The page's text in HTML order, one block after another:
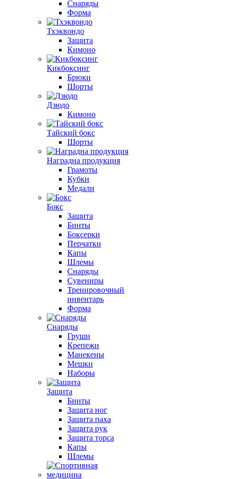
Снаряды
Форма
Тхэквондо
Защита
Кимоно
Кикбоксинг
Брюки
Шорты
Дзюдо
Кимоно
Тайский бокс
Шорты
Наградна продукция
Грамоты
Кубки
Медали
Бокс
Защита
Бинты
Боксерки
Перчатки
Капы
Шлемы
Снаряды
Сувениры
Тренировочный
инвентарь
Форма
Снаряды
Груши
Крепежи
Манекены
Мешки
Наборы
Защита
Бинты
Защита ног
Защита паха
Защита рук
Защита торса
Капы
Шлемы